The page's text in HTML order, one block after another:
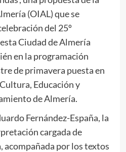
(OIAL) que se
del 25º
Ciudad de Almería
en la programación
de primavera puesta en
Educación y
de Almería.
Fernández-España, la
cargada de
acompañada por los textos